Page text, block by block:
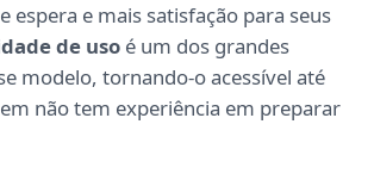
espera e mais satisfação para seus
de uso é um dos grandes
modelo, tornando-o acessível até
não tem experiência em preparar